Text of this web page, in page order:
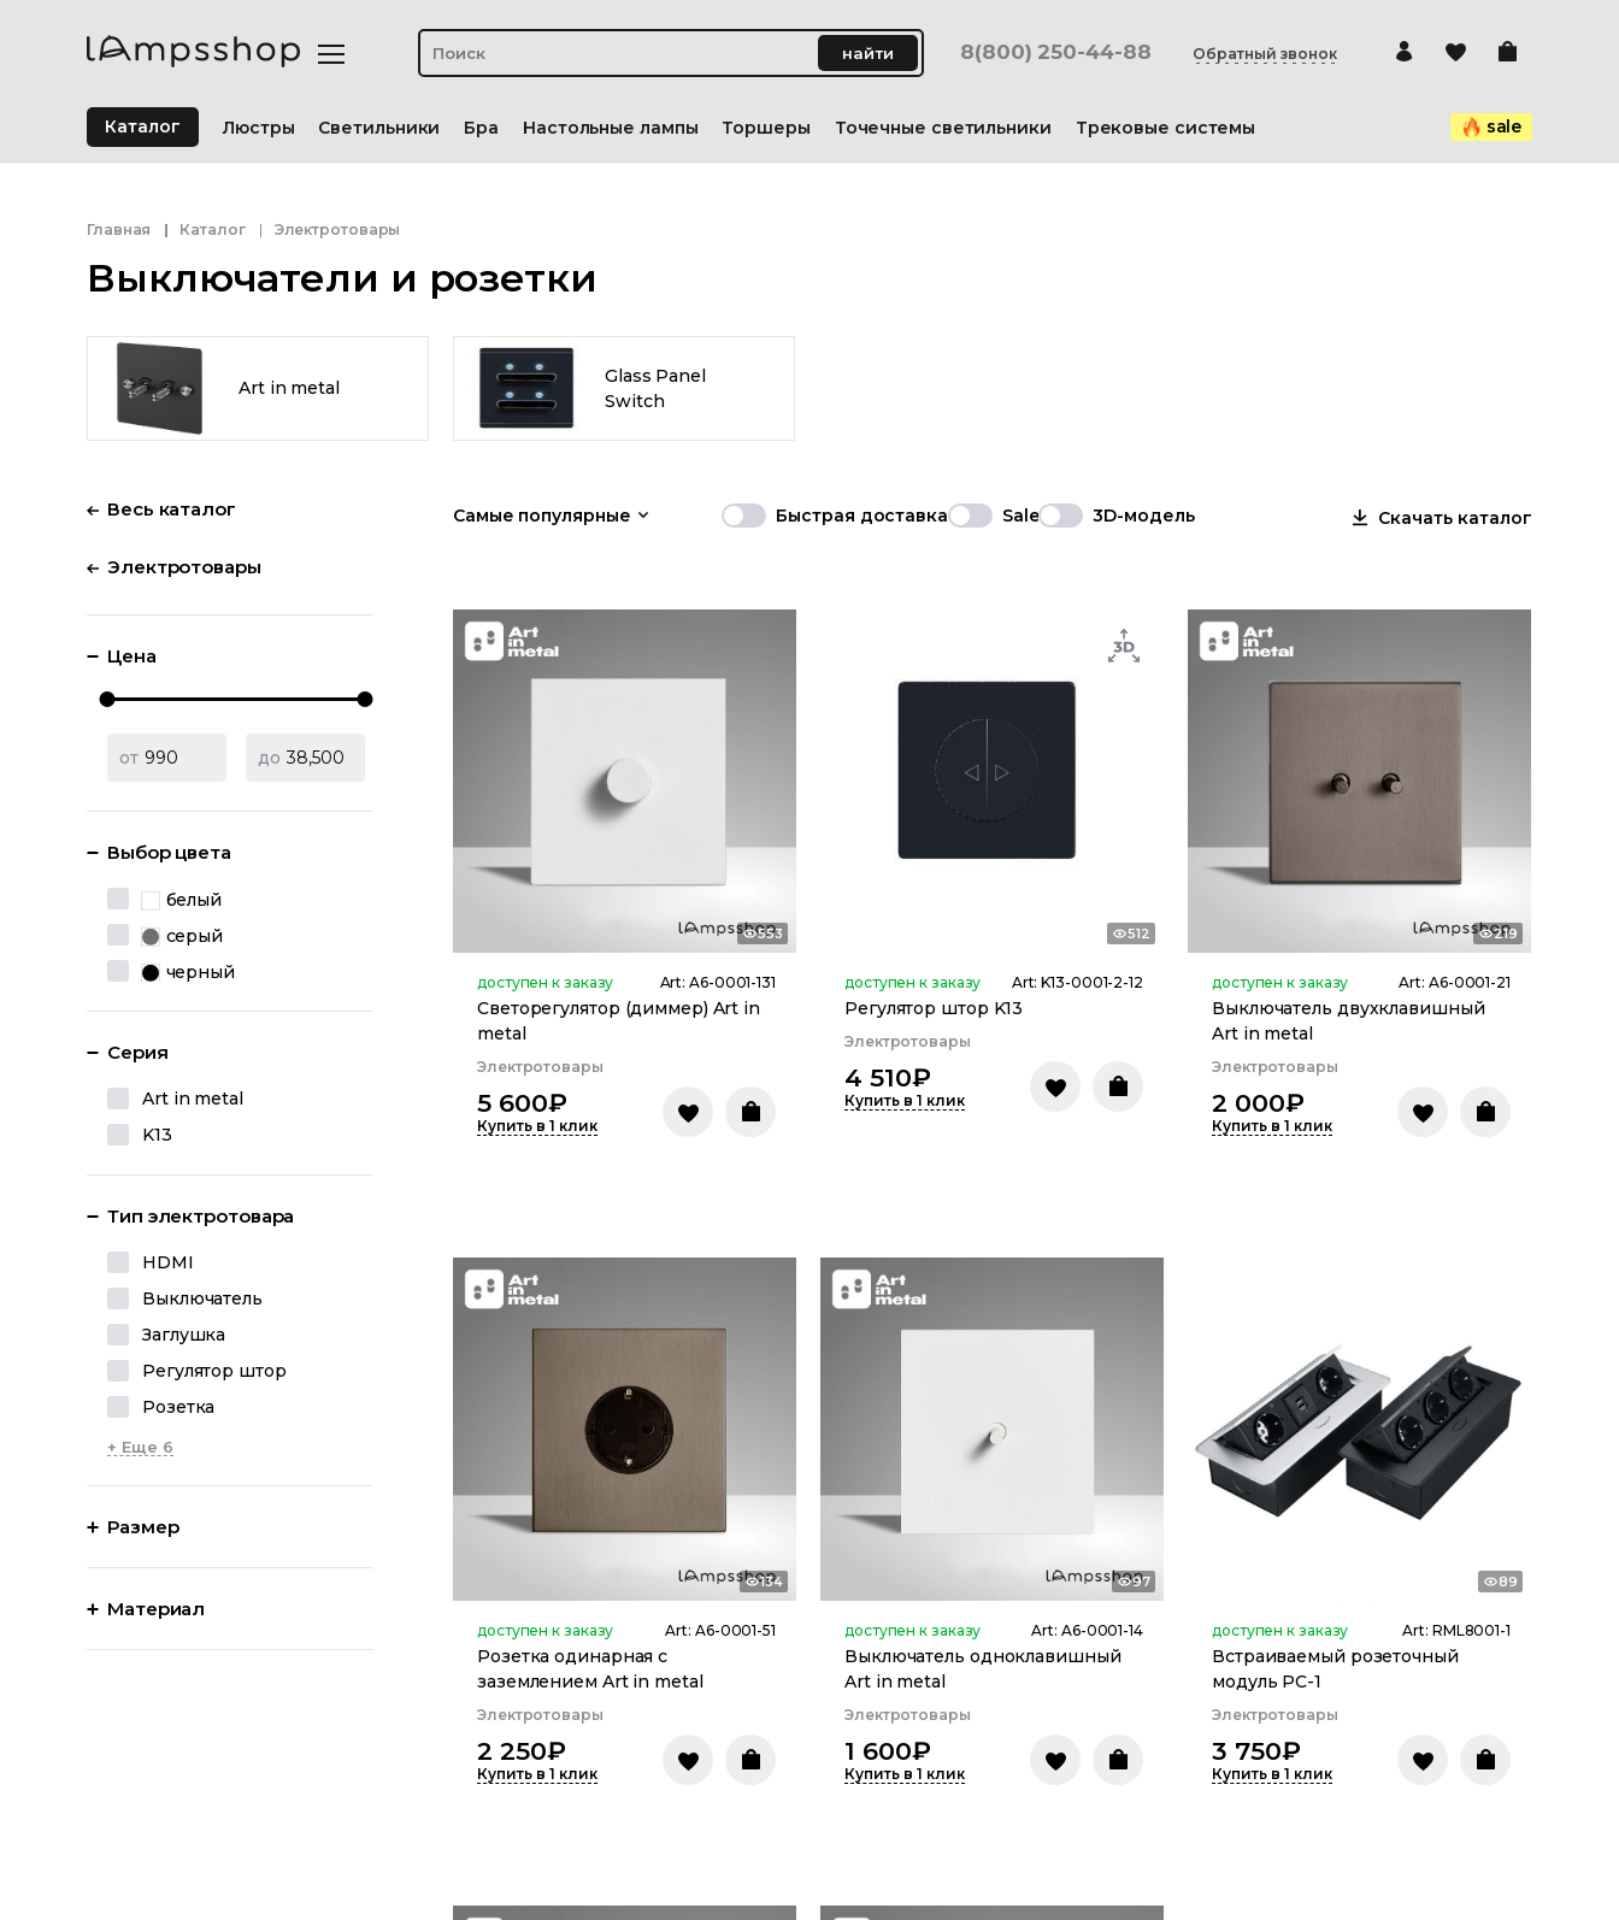
найти 8(800) 250-44-88 Обратный звонок
Каталог Люстры Светильники Бра Настольные лампы Торшеры Точечные светильники Трековые системы sale
Главная Каталог Электротовары
Выключатели и розетки
Art in metal
Glass Panel
Switch
Весь каталог
Электротовары
Цена
от до
Выбор цвета
белый
серый
черный
Серия
Art in metal
K13
Тип электротовара
HDMI
Выключатель
Заглушка
Регулятор штор
Розетка
+ Еще 6
Размер
Материал
Самые популярные Быстрая доставка Sale 3D-модель Скачать каталог
553
доступен к заказу Art:A6-0001-131
Светорегулятор (диммер) Art in
metal
Электротовары
5 600₽
Купить в 1 клик
512
доступен к заказу Art:K13-0001-2-12
Регулятор штор K13
Электротовары
4 510₽
Купить в 1 клик
219
доступен к заказу Art: A6-0001-21
Выключатель двухклавишный
Art in metal
Электротовары
2 000₽
Купить в 1 клик
134
доступен к заказу Art: A6-0001-51
Розетка одинарная с
заземлением Art in metal
Электротовары
2 250₽
Купить в 1 клик
97
доступен к заказу Art: A6-0001-14
Выключатель одноклавишный
Art in metal
Электротовары
1 600₽
Купить в 1 клик
89
доступен к заказу Art: RML8001-1
Встраиваемый розеточный
модуль PC-1
Электротовары
3 750₽
Купить в 1 клик